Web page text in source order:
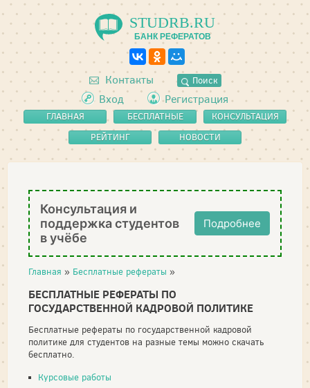
STUDRB.RU
БАНК РЕФЕРАТОВ
Контакты Поиск
Вход Регистрация
ГЛАВНАЯ
БЕСПЛАТНЫЕ
РЕФЕРАТЫ
КОНСУЛЬТАЦИЯ
РЕЙТИНГ
НОВОСТИ
Консультация и
поддержка студентов
в учёбе
Подробнее
Главная » Бесплатные рефераты »
БЕСПЛАТНЫЕ РЕФЕРАТЫ ПО
ГОСУДАРСТВЕННОЙ КАДРОВОЙ ПОЛИТИКЕ
Бесплатные рефераты по государственной кадровой
политике для студентов на разные темы можно скачать
бесплатно.
Курсовые работы